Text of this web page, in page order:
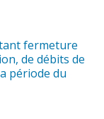
fermeture
de débits de
période du